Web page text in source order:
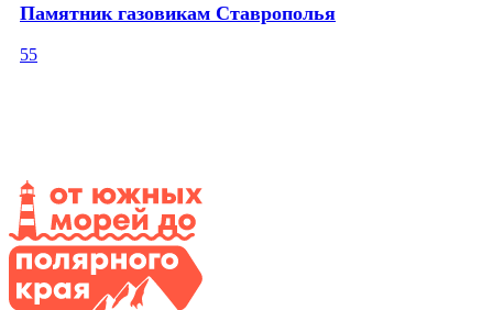
Памятник газовикам Ставрополья
55